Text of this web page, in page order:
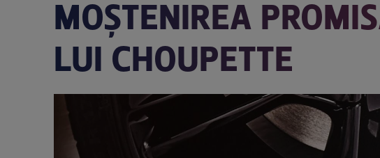
MOȘTENIREA
LUI CHOUPETTE